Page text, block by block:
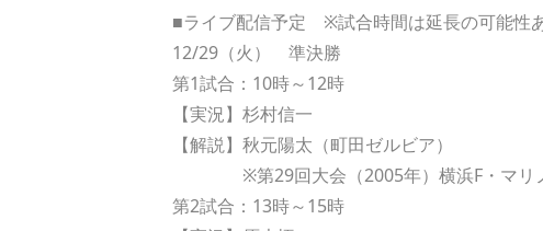
■ライブ配信予定 ※試合時間は延長の可能性
12/29（火） 準決勝
第1試合：10時～12時
【実況】杉村信一
【解説】秋元陽太（町田ゼルビア）
※第29回大会（2005年）横浜F・マリノ
第2試合：13時～15時